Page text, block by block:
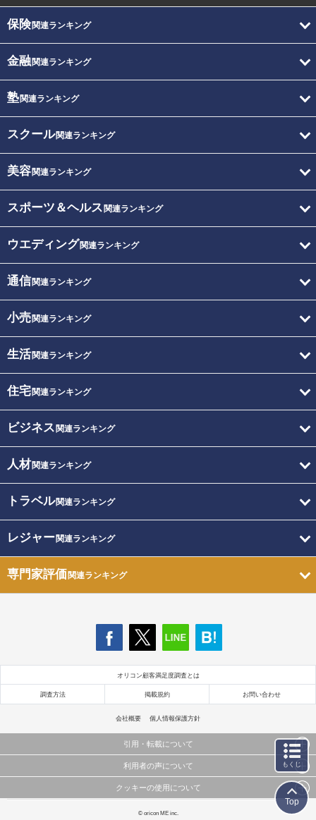
保険関連ランキング
金融関連ランキング
塾関連ランキング
スクール関連ランキング
美容関連ランキング
スポーツ＆ヘルス 関連ランキング
ウエディング関連ランキング
通信関連ランキング
小売関連ランキング
生活関連ランキング
住宅関連ランキング
ビジネス 関連ランキング
人材関連ランキング
トラベル関連ランキング
レジャー関連ランキング
専門家評価関連ランキング
オリコン顧客満足度調査とは
調査方法 掲載規約 お問い合わせ
会社概要 個人情報保護方針
引用・転載について
当サイトで公開されている情報（文字、写真、イラスト、画像データ等）及びこれらの配置・
これらの情報を権利者の許可なく無断転載・複製などの二次利用を行うことは固く禁じており
利用者の声について
当サイトに掲載している内容はすべてサービスの利用者が提出された見解・感想です。
弊社の見解・ 意見ではないことをご理解いただいた上でご覧ください。
クッキーの使用について
このサイトでは Cookie を使用して、ユーザーに合わせたコンテンツや広告の表示、ソーシャル
© oricon ME inc.
もくじ
Top